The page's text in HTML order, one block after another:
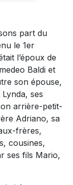
part du
le 1er
l’époux de
Baldi et
son épouse,
ses
arrière-petit-
Adriano, sa
frères,
cousines,
ses fils Mario,